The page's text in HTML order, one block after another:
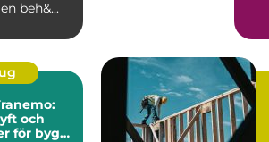
beh&...
och
för bygg